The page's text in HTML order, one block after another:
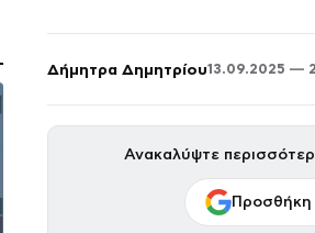
Δήμητρα Δημητρίου13.09.2025 —
Ανακαλύψτε
Προσθήκη